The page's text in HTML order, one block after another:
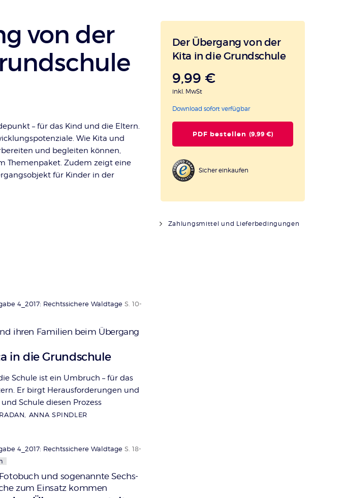
von der
– für das Kind und die Eltern.
Wie Kita und
und begleiten können,
Themenpaket. Zudem zeigt eine
für Kinder in der
Der Übergang von der
Kita in die Grundschule
9,99 €
inkl. MwSt
Download sofort verfügbar
PDF bestellen (9,99 €)
Sicher einkaufen
Zahlungsmittel und Lieferbedingungen
4_2017: Rechtssichere Waldtage S. 10-
ihren Familien beim Übergang
in die Grundschule
Schule ist ein Umbruch – für das
Er birgt Herausforderungen und
Schule diesen Prozess
ANNA SPINDLER
4_2017: Rechtssichere Waldtage S. 18-
und sogenannte Sechs-
zum Einsatz kommen